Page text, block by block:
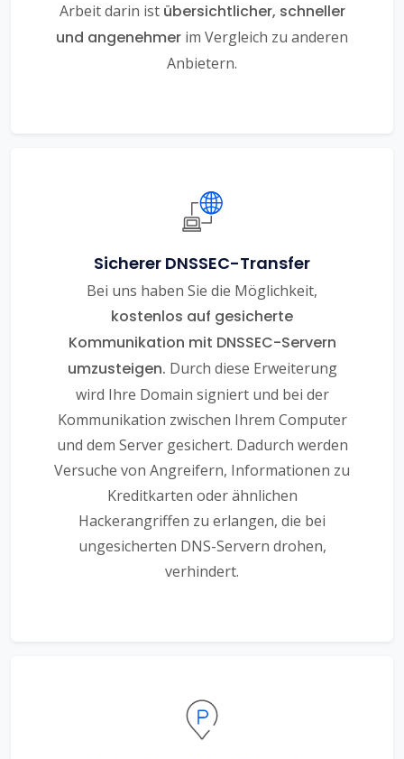
Arbeit darin ist übersichtlicher, schneller
und angenehmer im Vergleich zu anderen
Anbietern.
Sicherer DNSSEC-Transfer
Bei uns haben Sie die Möglichkeit,
kostenlos auf gesicherte
Kommunikation mit DNSSEC-Servern
umzusteigen. Durch diese Erweiterung
wird Ihre Domain signiert und bei der
Kommunikation zwischen Ihrem Computer
und dem Server gesichert. Dadurch werden
Versuche von Angreifern, Informationen zu
Kreditkarten oder ähnlichen
Hackerangriffen zu erlangen, die bei
ungesicherten DNS-Servern drohen,
verhindert.